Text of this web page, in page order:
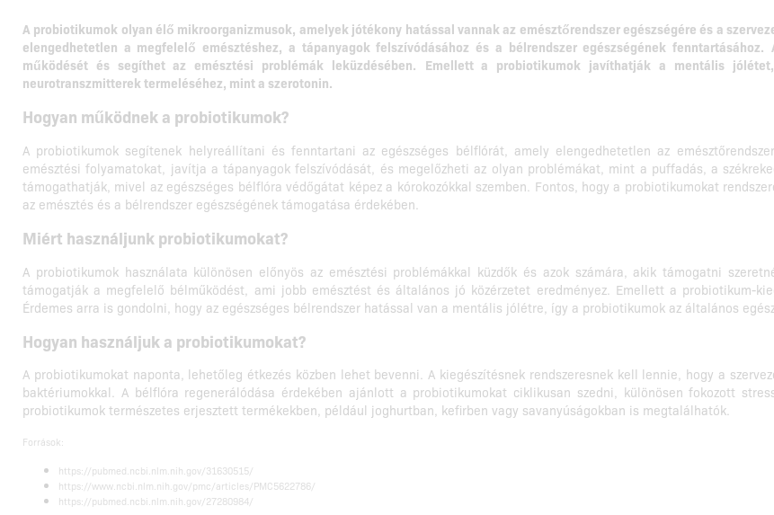
A probiotikumok olyan élő mikroorganizmusok, amelyek jótékony hatással vannak az emésztőrendszer egészségére és a
elengedhetetlen a megfelelő emésztéshez, a tápanyagok felszívódásához és a bélrendszer egészségének fenntartásához.
működését és segíthet az emésztési problémák leküzdésében. Emellett a probiotikumok javíthatják a mentális
neurotranszmitterek termeléséhez, mint a szerotonin.
Hogyan működnek a probiotikumok?
A probiotikumok segítenek helyreállítani és fenntartani az egészséges bélflórát, amely elengedhetetlen az
emésztési folyamatokat, javítja a tápanyagok felszívódását, és megelőzheti az olyan problémákat, mint a puffadás, a
támogathatják, mivel az egészséges bélflóra védőgátat képez a kórokozókkal szemben. Fontos, hogy a probiotikumokat
az emésztés és a bélrendszer egészségének támogatása érdekében.
Miért használjunk probiotikumokat?
A probiotikumok használata különösen előnyös az emésztési problémákkal küzdők és azok számára, akik támogatni
támogatják a megfelelő bélműködést, ami jobb emésztést és általános jó közérzetet eredményez. Emellett a probiotikum-
Érdemes arra is gondolni, hogy az egészséges bélrendszer hatással van a mentális jólétre, így a probiotikumok az általános
Hogyan használjuk a probiotikumokat?
A probiotikumokat naponta, lehetőleg étkezés közben lehet bevenni. A kiegészítésnek rendszeresnek kell lennie, hogy a
baktériumokkal. A bélflóra regenerálódása érdekében ajánlott a probiotikumokat ciklikusan szedni, különösen fokozott
probiotikumok természetes erjesztett termékekben, például joghurtban, kefirben vagy savanyúságokban is megtalálhatók.
Források:
https://pubmed.ncbi.nlm.nih.gov/31630515/
https://www.ncbi.nlm.nih.gov/pmc/articles/PMC5622786/
https://pubmed.ncbi.nlm.nih.gov/27280984/